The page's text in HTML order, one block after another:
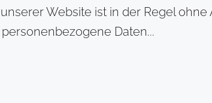
Website ist in der Regel
Daten...